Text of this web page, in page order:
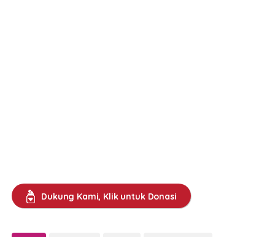
Dukung Kami, Klik untuk Donasi